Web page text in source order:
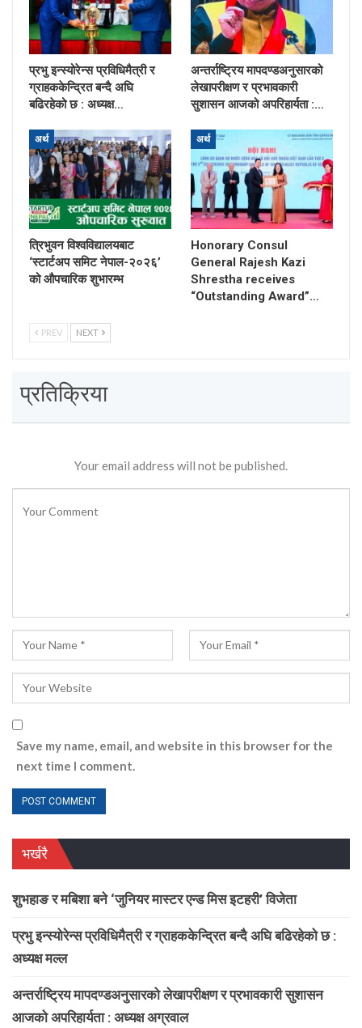
प्रभु इन्स्योरेन्स प्रविधिमैत्री र
ग्राहककेन्द्रित बन्दै अघि
बढिरहेको छ : अध्यक्ष…
अन्तर्राष्ट्रिय मापदण्डअनुसारको
लेखापरीक्षण र प्रभावकारी
सुशासन आजको अपरिहार्यता :…
अर्थ
त्रिभुवन विश्वविद्यालयबाट
‘स्टार्टअप समिट नेपाल-२०२६’
को औपचारिक शुभारम्भ
अर्थ
Honorary Consul
General Rajesh Kazi
Shrestha receives
“Outstanding Award”…
PREV NEXT
प्रतिक्रिया
Your email address will not be published.
Save my name, email, and website in this browser for the
next time I comment.
भर्खरै
शुभहाङ र मबिशा बने ‘जुनियर मास्टर एन्ड मिस इटहरी’ विजेता
प्रभु इन्स्योरेन्स प्रविधिमैत्री र ग्राहककेन्द्रित बन्दै अघि बढिरहेको छ :
अध्यक्ष मल्ल
अन्तर्राष्ट्रिय मापदण्डअनुसारको लेखापरीक्षण र प्रभावकारी सुशासन
आजको अपरिहार्यता : अध्यक्ष अग्रवाल